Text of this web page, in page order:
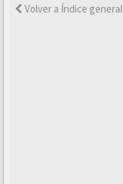
Volver a Índice general